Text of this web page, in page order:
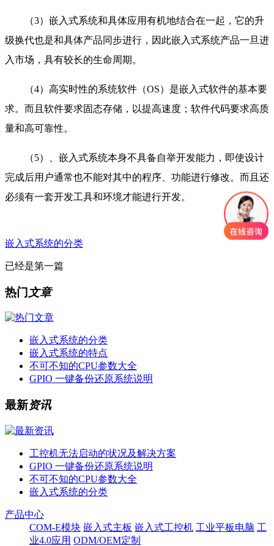
（3）嵌入式系统和具体应用有机地结合在一起，它的升
级换代也是和具体产品同步进行，因此嵌入式系统产品一旦进
入市场，具有较长的生命周期。
（4）高实时性的系统软件（OS）是嵌入式软件的基本要
求。而且软件要求固态存储，以提高速度；软件代码要求高质
量和高可靠性。
（5）、嵌入式系统本身不具备自举开发能力，即使设计
完成后用户通常也不能对其中的程序、功能进行修改。而且还
必须有一套开发工具和环境才能进行开发。
嵌入式系统的分类
已经是第一篇
热门文章
嵌入式系统的分类
嵌入式系统的特点
不可不知的CPU参数大全
GPIO 一键备份还原系统说明
最新资讯
工控机无法启动的状况及解决方案
GPIO 一键备份还原系统说明
不可不知的CPU参数大全
嵌入式系统的分类
产品中心
COM-E模块 嵌入式主板 嵌入式工控机 工业平板电脑 工
业4.0应用 ODM/OEM定制